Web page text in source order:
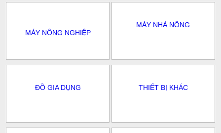
MÁY NÔNG NGHIỆP
MÁY NHÀ NÔNG
ĐỒ GIA DỤNG THIẾT BỊ KHÁC